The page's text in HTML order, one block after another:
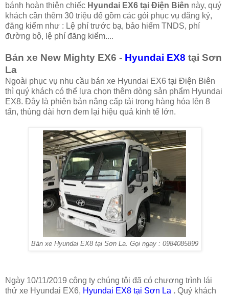
bánh hoàn thiện chiếc Hyundai EX6 tại Điện Biên này, quý
khách cần thêm 30 triệu để gồm các gói phục vụ đăng ký,
đăng kiểm như : Lệ phí trước bạ, bảo hiểm TNDS, phí
đường bộ, lệ phí đăng kiểm....
Bán xe New Mighty EX6 - Hyundai EX8 tại Sơn
La
Ngoài phục vụ nhu cầu bán xe Hyundai EX6 tại Điện Biên
thì quý khách có thể lựa chọn thêm dòng sản phẩm Hyundai
EX8. Đây là phiên bản nâng cấp tải trọng hàng hóa lên 8
tấn, thùng dài hơn đem lại hiệu quả kinh tế lớn.
Bán xe Hyundai EX8 tại Sơn La. Gọi ngay : 0984085899
Ngày 10/11/2019 công ty chúng tôi đã có chương trình lái
thử xe Hyundai EX6, Hyundai EX8 tại Sơn La . Quý khách